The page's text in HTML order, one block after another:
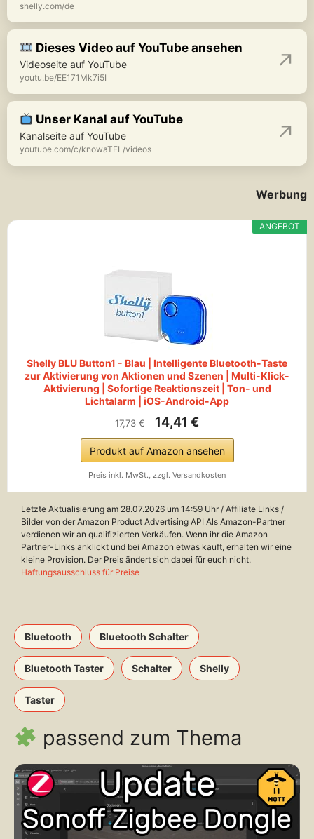
shelly.com/de
Dieses Video auf YouTube ansehen
Videoseite auf YouTube
youtu.be/EE171Mk7i5I
Unser Kanal auf YouTube
Kanalseite auf YouTube
youtube.com/c/knowaTEL/videos
Werbung
ANGEBOT
Shelly BLU Button1 - Blau | Intelligente Bluetooth-Taste
zur Aktivierung von Aktionen und Szenen | Multi-Klick-
Aktivierung | Sofortige Reaktionszeit | Ton- und
Lichtalarm | iOS-Android-App
17,73 € 14,41 €
Produkt auf Amazon ansehen
Preis inkl. MwSt., zzgl. Versandkosten
Letzte Aktualisierung am 28.07.2026 um 14:59 Uhr / Affiliate Links /
Bilder von der Amazon Product Advertising API Als Amazon-Partner
verdienen wir an qualifizierten Verkäufen. Wenn ihr die Amazon
Partner-Links anklickt und bei Amazon etwas kauft, erhalten wir eine
kleine Provision. Der Preis ändert sich dabei für euch nicht.
Haftungsausschluss für Preise
Bluetooth Bluetooth Schalter
Bluetooth Taster Schalter Shelly
Taster
passend zum Thema